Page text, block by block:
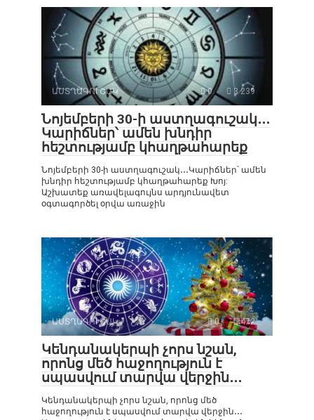
ԱՍՏՂԱԳՈՒՇԱԿ 0 3 239
Նոյեմբերի 30-ի աստղագուշակ․․․
Կարիճներ՝ ամեն խնդիր
հեշտությամբ կհաղթահարեք
Նոյեմբերի 30-ի աստղագուշակ․․․Կարիճներ՝ ամեն
խնդիր հեշտությամբ կհաղթահարեք Խոյ:
Աշխատեք առավելագույնս արդյունավետ
օգտագործել օրվա առաջին
ԱՍՏՂԱԳՈՒՇԱԿ 0 472
Կենդանակերպի չորս նշան,
որոնց մեծ հաջողություն է
սպասվում տարվա վերջին․․․
Կենդանակերպի չորս նշան, որոնց մեծ
հաջողություն է սպասվում տարվա վերջին․․․